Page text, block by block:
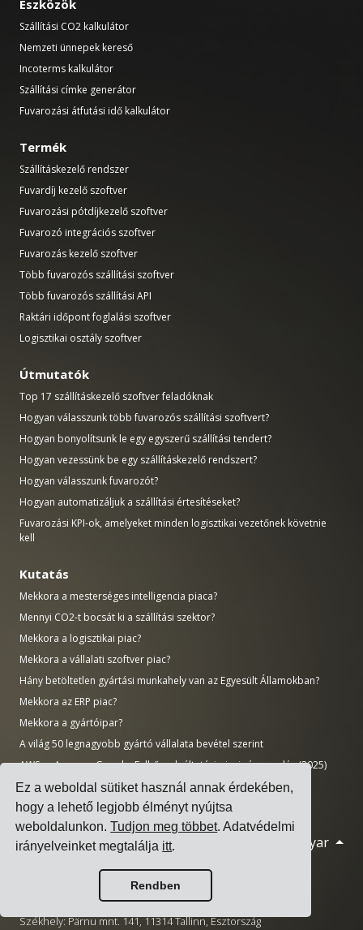
Ez a weboldal sütiket használ annak érdekében,
hogy a lehető legjobb élményt nyújtsa
weboldalunkon.Tudjon meg többet. Adatvédelmi
irányelveinket megtalálja itt.
Rendben
Eszközök
Szállítási CO2 kalkulátor
Nemzeti ünnepek kereső
Incoterms kalkulátor
Szállítási címke generátor
Fuvarozási átfutási idő kalkulátor
Termék
Szállításkezelő rendszer
Fuvardíj kezelő szoftver
Fuvarozási pótdíjkezelő szoftver
Fuvarozó integrációs szoftver
Fuvarozás kezelő szoftver
Több fuvarozós szállítási szoftver
Több fuvarozós szállítási API
Raktári időpont foglalási szoftver
Logisztikai osztály szoftver
Útmutatók
Top 17 szállításkezelő szoftver feladóknak
Hogyan válasszunk több fuvarozós szállítási szoftvert?
Hogyan bonyolítsunk le egy egyszerű szállítási tendert?
Hogyan vezessünk be egy szállításkezelő rendszert?
Hogyan válasszunk fuvarozót?
Hogyan automatizáljuk a szállítási értesítéseket?
Fuvarozási KPI-ok, amelyeket minden logisztikai vezetőnek követnie
kell
Kutatás
Mekkora a mesterséges intelligencia piaca?
Mennyi CO2-t bocsát ki a szállítási szektor?
Mekkora a logisztikai piac?
Mekkora a vállalati szoftver piac?
Hány betöltetlen gyártási munkahely van az Egyesült Államokban?
Mekkora az ERP piac?
Mekkora a gyártóipar?
A világ 50 legnagyobb gyártó vállalata bevétel szerint
AWS vs Azure vs Google: Felhőszolgáltatási piaci részesedés (2025)
Adatközpontok száma országonként (2025. november)
© 2026 Cargoson.com Magyar
Bejegyezve Cargoson OÜ néven Észtországban.
Nyilvántartási szám: 14545832. Adószám: EE102137680.
Székhely: Pärnu mnt. 141, 11314 Tallinn, Észtország